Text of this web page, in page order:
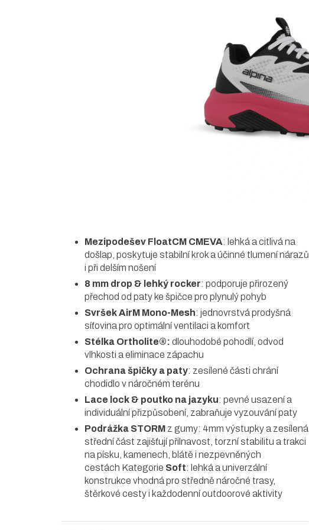
Mezipodešev FloatCM CMEVA: lehká a citlivá na
došlap, poskytuje stabilní krok a účinné tlumení nárazů
i při delším nošení
8 mm drop & lehký rocker: podporuje přirozený
přechod od paty ke špičce pro plynulý pohyb
Svršek AirM Mono-Mesh: jednovrstvá prodyšná
síťovina pro optimální ventilaci a komfort
Stélka Ortholite®: dlouhodobé pohodlí, odvod
vlhkosti a eliminace zápachu
Ochrana špičky a paty: zesílené části chrání
chodidlo v náročném terénu
Lace lock & poutko na jazyku: pevné usazení a
individuální přizpůsobení, zabraňuje vyzouvání paty
Podrážka STORM z gumy: 4mm výstupky a zesílená
střední část zajišťují přilnavost, torzní stabilitu a trakci
na písku, kamenech, blátě i nezpevněných
cestách Kategorie Soft: lehká a univerzální
konstrukce vhodná pro středně náročné trasy,
štěrkové cesty i každodenní outdoorové aktivity